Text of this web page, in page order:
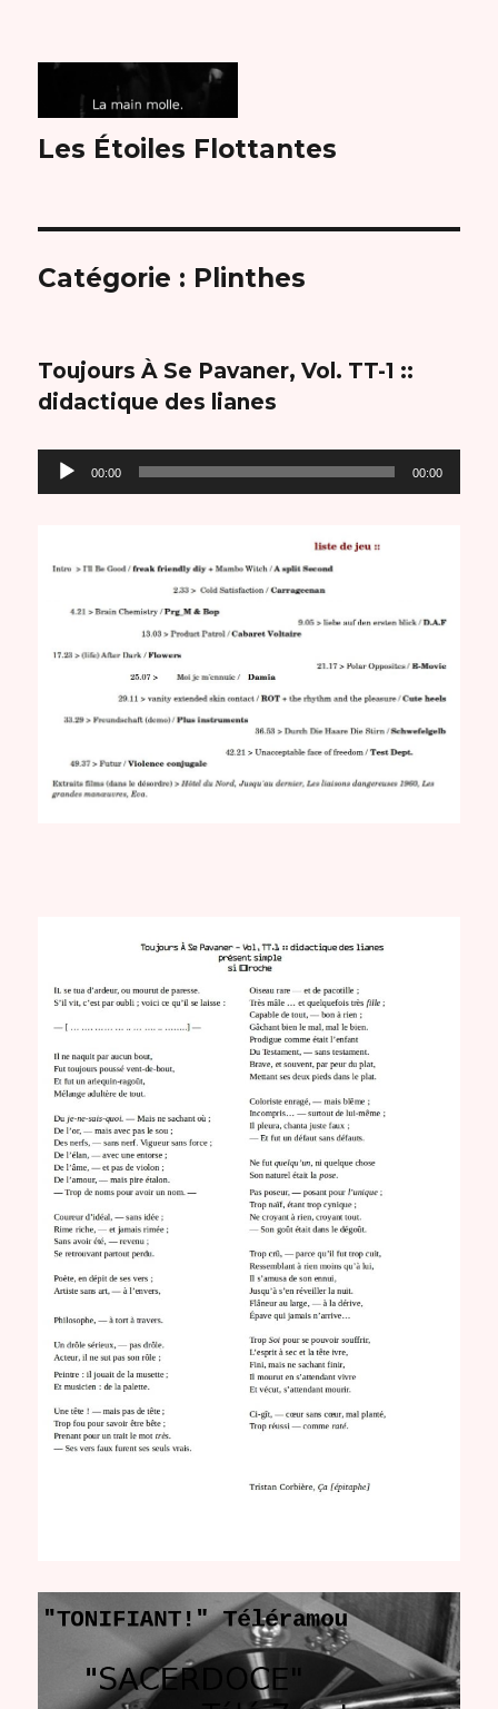
Les Étoiles Flottantes
Catégorie : Plinthes
Toujours À Se Pavaner, Vol. TT-1 ::
didactique des lianes
Lecteur
audio
00:00 00:00